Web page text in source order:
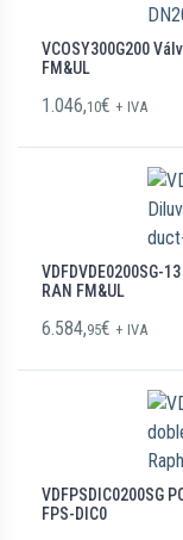
VCOSY300G200
FM&UL
1.046,10€ + IVA
VDFDVDE0200SG-
RAN FM&UL
6.584,95€ + IVA
VDFPSDIC0200SG
FPS-DIC0